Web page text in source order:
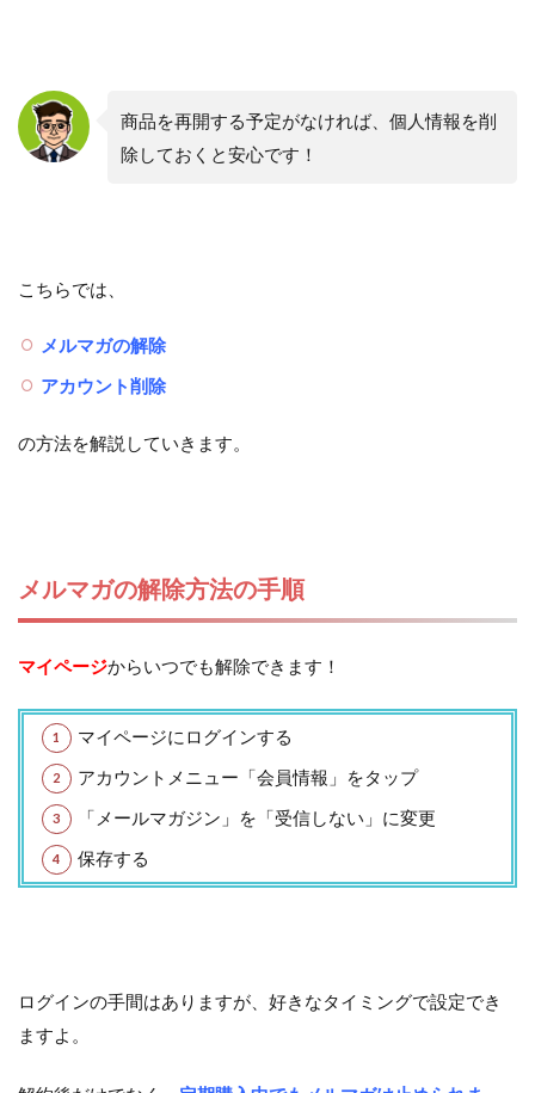
商品を再開する予定がなければ、個人情報を削
除しておくと安心です！
こちらでは、
メルマガの解除
アカウント削除
の方法を解説していきます。
メルマガの解除方法の手順
マイページからいつでも解除できます！
マイページにログインする
アカウントメニュー「会員情報」をタップ
「メールマガジン」を「受信しない」に変更
保存する
ログインの手間はありますが、好きなタイミングで設定でき
ますよ。